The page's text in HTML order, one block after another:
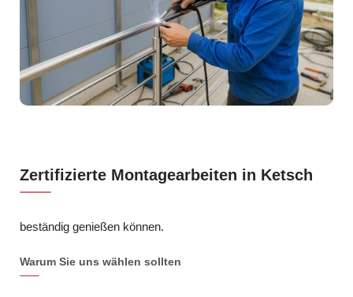
Zertifizierte Montagearbeiten in Ketsch
beständig genießen können.
Warum Sie uns wählen sollten